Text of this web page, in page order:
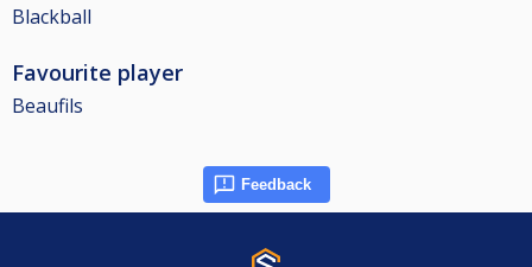
Blackball
Favourite player
Beaufils
Feedback